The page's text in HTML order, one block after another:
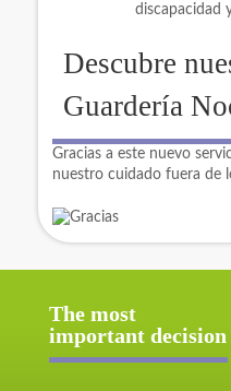
discapacidad
Descubre
Guardería
Gracias a este nuevo
nuestro cuidado fuera de
The most
important decision